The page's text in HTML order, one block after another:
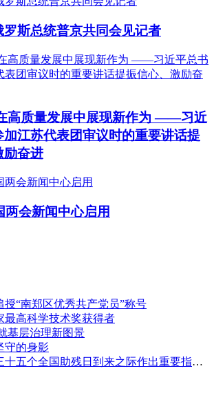
罗斯总统普京共同会见记者
高质量发展中展现新作为 ——习近
加江苏代表团审议时的重要讲话提
励奋进
两会新闻中心启用
授“南郑区优秀共产党员”称号
最高科学技术奖获得者
基层治理新图景
守的身影
习近平在第三十五个全国助残日到来之际作出重要指示强调 从自强模范身上汲取精神力量 勇敢克服困难挑战积极追求人生梦想 李强会见第七次全国自强模范暨助残先进表彰大会代表